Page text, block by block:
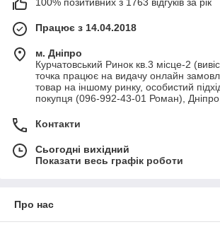
100% позитивних з 1763 відгуків за рік
Працює з 14.04.2018
м. Дніпро
Курчатовський Ринок кв.3 місце-2
точка працює на видачу онлайн
товар на іншому ринку, особистий
покупця (096-992-43-01 Роман),
Контакти
Сьогодні вихідний
Показати весь графік роботи
Про нас